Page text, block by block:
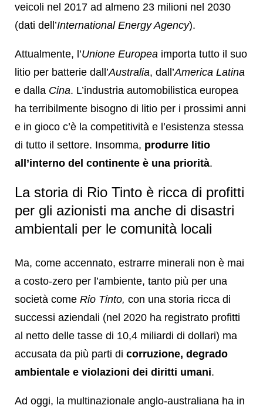
veicoli nel 2017 ad almeno 23 milioni nel 2030
(dati dell’International Energy Agency).
Attualmente, l’Unione Europea importa tutto il suo
litio per batterie dall’Australia, dall’America Latina
e dalla Cina. L’industria automobilistica europea
ha terribilmente bisogno di litio per i prossimi anni
e in gioco c’è la competitività e l’esistenza stessa
di tutto il settore. Insomma, produrre litio
all’interno del continente è una priorità.
La storia di Rio Tinto è ricca di profitti
per gli azionisti ma anche di disastri
ambientali per le comunità locali
Ma, come accennato, estrarre minerali non è mai
a costo-zero per l’ambiente, tanto più per una
società come Rio Tinto, con una storia ricca di
successi aziendali (nel 2020 ha registrato profitti
al netto delle tasse di 10,4 miliardi di dollari) ma
accusata da più parti di corruzione, degrado
ambientale e violazioni dei diritti umani.
Ad oggi, la multinazionale anglo-australiana ha in